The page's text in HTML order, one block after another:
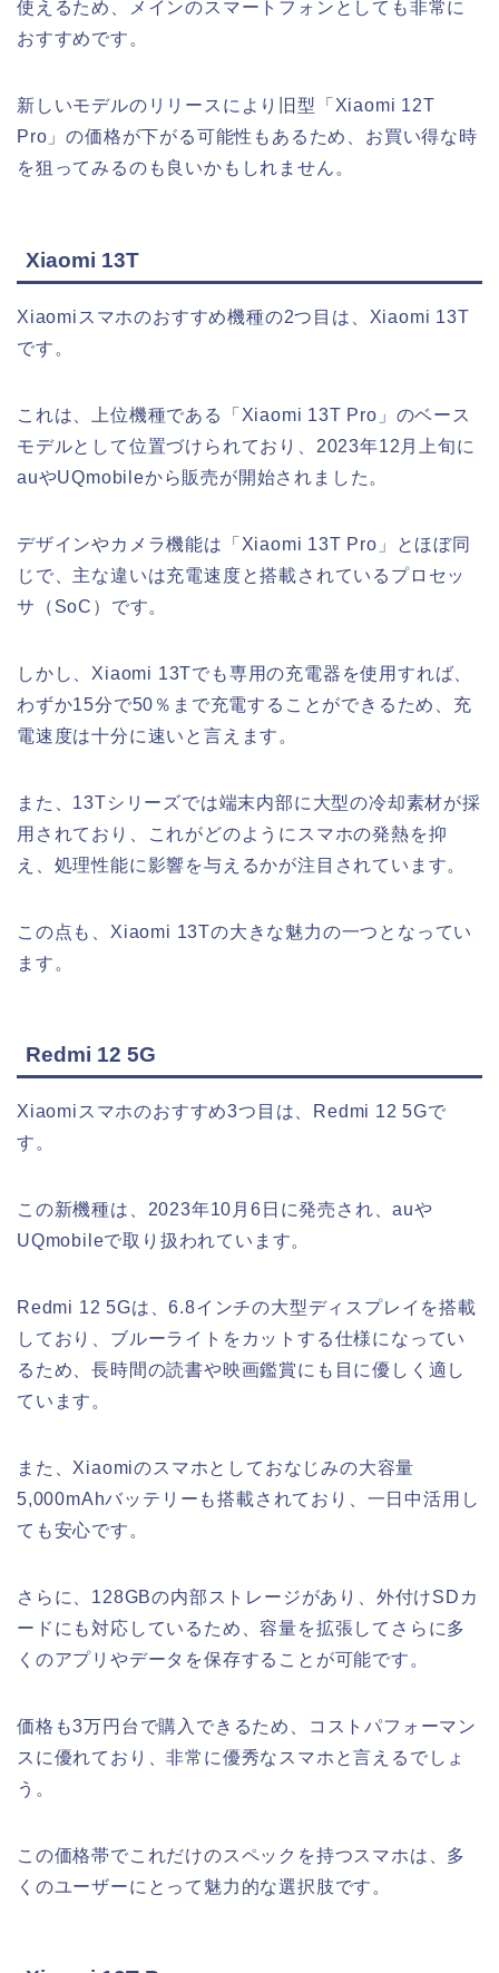
使えるため、メインのスマートフォンとしても非常に
おすすめです。
新しいモデルのリリースにより旧型「Xiaomi 12T
Pro」の価格が下がる可能性もあるため、お買い得な時
を狙ってみるのも良いかもしれません。
Xiaomi 13T
Xiaomiスマホのおすすめ機種の2つ目は、Xiaomi 13T
です。
これは、上位機種である「Xiaomi 13T Pro」のベース
モデルとして位置づけられており、2023年12月上旬に
auやUQmobileから販売が開始されました。
デザインやカメラ機能は「Xiaomi 13T Pro」とほぼ同
じで、主な違いは充電速度と搭載されているプロセッ
サ（SoC）です。
しかし、Xiaomi 13Tでも専用の充電器を使用すれば、
わずか15分で50％まで充電することができるため、充
電速度は十分に速いと言えます。
また、13Tシリーズでは端末内部に大型の冷却素材が採
用されており、これがどのようにスマホの発熱を抑
え、処理性能に影響を与えるかが注目されています。
この点も、Xiaomi 13Tの大きな魅力の一つとなってい
ます。
Redmi 12 5G
Xiaomiスマホのおすすめ3つ目は、Redmi 12 5Gで
す。
この新機種は、2023年10月6日に発売され、auや
UQmobileで取り扱われています。
Redmi 12 5Gは、6.8インチの大型ディスプレイを搭載
しており、ブルーライトをカットする仕様になってい
るため、長時間の読書や映画鑑賞にも目に優しく適し
ています。
また、Xiaomiのスマホとしておなじみの大容量
5,000mAhバッテリーも搭載されており、一日中活用し
ても安心です。
さらに、128GBの内部ストレージがあり、外付けSDカ
ードにも対応しているため、容量を拡張してさらに多
くのアプリやデータを保存することが可能です。
価格も3万円台で購入できるため、コストパフォーマン
スに優れており、非常に優秀なスマホと言えるでしょ
う。
この価格帯でこれだけのスペックを持つスマホは、多
くのユーザーにとって魅力的な選択肢です。